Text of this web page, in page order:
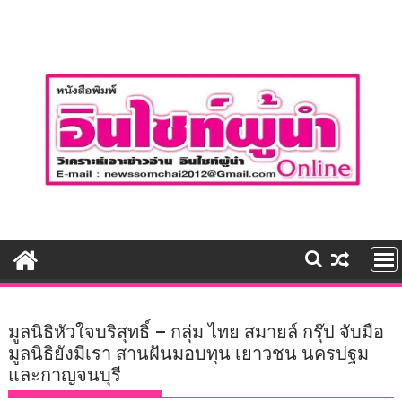
มูลนิธิหัวใจบริสุทธิ์ – กลุ่ม ไทย สมายล์ กรุ๊ป จับมือ
มูลนิธิยังมีเรา สานฝันมอบทุน เยาวชน นครปฐม
และกาญจนบุรี